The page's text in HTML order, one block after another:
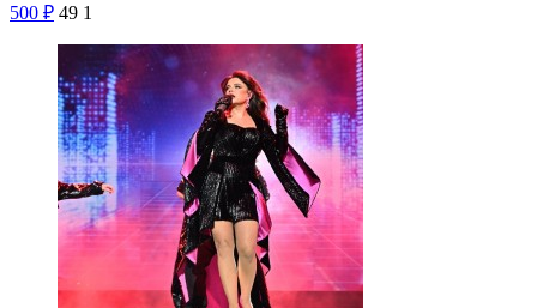
500 ₽ 49 1